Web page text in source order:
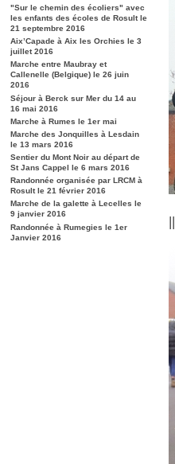
"Sur le chemin des écoliers" avec
les enfants des écoles de Rosult le
21 septembre 2016
Aix’Capade à Aix les Orchies le 3
juillet 2016
Marche entre Maubray et
Callenelle (Belgique) le 26 juin
2016
Séjour à Berck sur Mer du 14 au
16 mai 2016
Marche à Rumes le 1er mai
Marche des Jonquilles à Lesdain
le 13 mars 2016
Sentier du Mont Noir au départ de
St Jans Cappel le 6 mars 2016
Randonnée organisée par LRCM à
Rosult le 21 février 2016
Marche de la galette à Lecelles le
9 janvier 2016
Randonnée à Rumegies le 1er
Janvier 2016
||